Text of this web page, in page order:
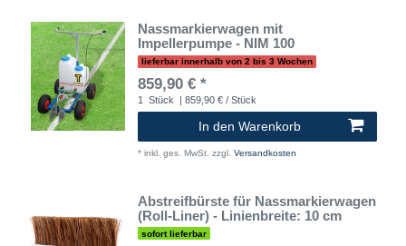
Nassmarkierwagen mit
Impellerpumpe - NIM 100
lieferbar innerhalb von 2 bis 3 Wochen
859,90 € *
1 Stück | 859,90 € / Stück
In den Warenkorb
* inkl. ges. MwSt. zzgl. Versandkosten
Abstreifbürste für Nassmarkierwagen
(Roll-Liner) - Linienbreite: 10 cm
sofort lieferbar